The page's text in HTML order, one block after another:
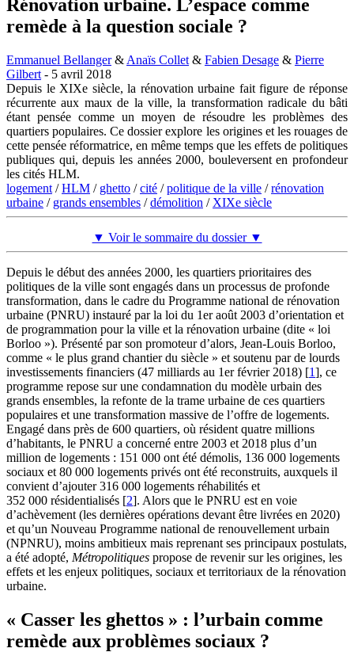
Rénovation urbaine. L’espace comme
remède à la question sociale ?
Emmanuel Bellanger& Anaïs Collet & Fabien Desage & Pierre
Gilbert - 5 avril 2018
Depuis le XIXe siècle, la rénovation urbaine fait figure de réponse
récurrente aux maux de la ville, la transformation radicale du bâti
étant pensée comme un moyen de résoudre les problèmes des
quartiers populaires. Ce dossier explore les origines et les rouages de
cette pensée réformatrice, en même temps que les effets de politiques
publiques qui, depuis les années 2000, bouleversent en profondeur
les cités HLM.
logement /HLM / ghetto /cité /politique de la ville /rénovation
urbaine / grands ensembles /démolition / XIXe siècle
▼ Voir le sommaire du dossier ▼
Depuis le début des années 2000, les quartiers prioritaires des
politiques de la ville sont engagés dans un processus de profonde
transformation, dans le cadre du Programme national de rénovation
urbaine (PNRU) instauré par la loi du 1er août 2003 d’orientation et
de programmation pour la ville et la rénovation urbaine (dite « loi
Borloo »). Présenté par son promoteur d’alors, Jean-Louis Borloo,
comme « le plus grand chantier du siècle » et soutenu par de lourds
investissements financiers (47 milliards au 1er février 2018) [1], ce
programme repose sur une condamnation du modèle urbain des
grands ensembles, la refonte de la trame urbaine de ces quartiers
populaires et une transformation massive de l’offre de logements.
Engagé dans près de 600 quartiers, où résident quatre millions
d’habitants, le PNRU a concerné entre 2003 et 2018 plus d’un
million de logements : 151 000 ont été démolis, 136 000 logements
sociaux et 80 000 logements privés ont été reconstruits, auxquels il
convient d’ajouter 316 000 logements réhabilités et
352 000 résidentialisés [2]. Alors que le PNRU est en voie
d’achèvement (les dernières opérations devant être livrées en 2020)
et qu’un Nouveau Programme national de renouvellement urbain
(NPNRU), moins ambitieux mais reprenant ses principaux postulats,
a été adopté, Métropolitiques propose de revenir sur les origines, les
effets et les enjeux politiques, sociaux et territoriaux de la rénovation
urbaine.
« Casser les ghettos » : l’urbain comme
remède aux problèmes sociaux ?